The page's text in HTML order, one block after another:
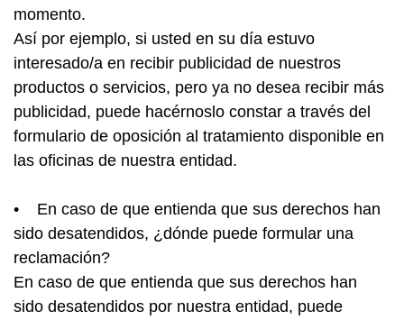
momento.
Así por ejemplo, si usted en su día estuvo
interesado/a en recibir publicidad de nuestros
productos o servicios, pero ya no desea recibir más
publicidad, puede hacérnoslo constar a través del
formulario de oposición al tratamiento disponible en
las oficinas de nuestra entidad.
• En caso de que entienda que sus derechos han
sido desatendidos, ¿dónde puede formular una
reclamación?
En caso de que entienda que sus derechos han
sido desatendidos por nuestra entidad, puede